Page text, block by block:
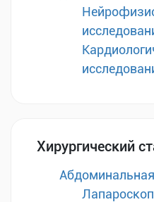
Хирургический